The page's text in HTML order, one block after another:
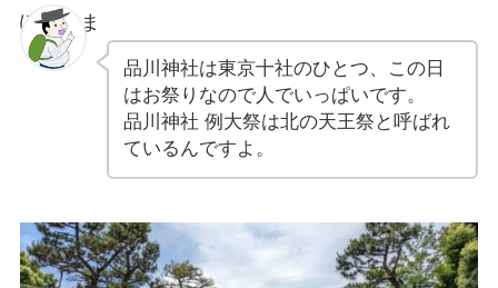
ぽちゃま
品川神社は東京十社のひとつ、この日
はお祭りなので人でいっぱいです。
品川神社 例大祭は北の天王祭と呼ばれ
ているんですよ。